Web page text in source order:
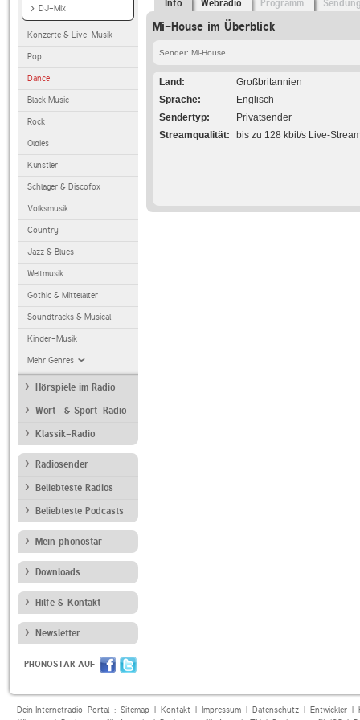
DJ-Mix
Konzerte & Live-Musik
Pop
Dance
Black Music
Rock
Oldies
Künstler
Schlager & Discofox
Volksmusik
Country
Jazz & Blues
Weltmusik
Gothic & Mittelalter
Soundtracks & Musical
Kinder-Musik
Mehr Genres
Hörspiele im Radio
Wort- & Sport-Radio
Klassik-Radio
Radiosender
Beliebteste Radios
Beliebteste Podcasts
Mein phonostar
Downloads
Hilfe & Kontakt
Newsletter
PHONOSTAR AUF
Info Webradio Programm
Mi-House im Überblick
Sender: Mi-House
Land
Großbritannien
Sprache
Englisch
Sendertyp
Privatsender
Streamqualität
bis zu 128 kbit/s Live-
Dein Internetradio-Portal : Sitemap| Kontakt| Impressum| Datenschutz| Entwickler|